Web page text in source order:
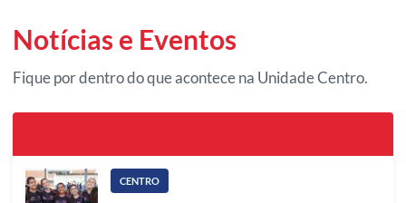
Notícias e Eventos
Fique por dentro do que acontece na Unidade Centro.
CENTRO